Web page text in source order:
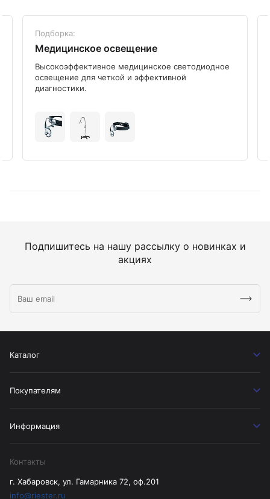
Подборка:
Медицинское освещение
Высокоэффективное медицинское светодиодное
освещение для четкой и эффективной
диагностики.
Подпишитесь на нашу рассылку о новинках и
акциях
Каталог
Покупателям
Информация
Контакты
г. Хабаровск, ул. Гамарника 72, оф.201
info@riester.ru